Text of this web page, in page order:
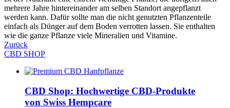
mehrere Jahre hintereinander am selben Standort angepflanzt
werden kann. Dafür sollte man die nicht genutzten Pflanzenteile
einfach als Dünger auf dem Boden verrotten lassen. Sie enthalten
wie die ganze Pflanze viele Mineralien und Vitamine.
Zurück
CBD SHOP
CBD Shop: Hochwertige CBD-Produkte
von Swiss Hempcare